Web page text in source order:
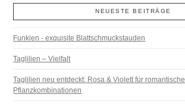
NEUESTE BEITRÄGE
Funkien - exquisite Blattschmuckstauden
Taglilien – Vielfalt
Taglilien neu entdeckt: Rosa & Violett für romantische
Pflanzkombinationen